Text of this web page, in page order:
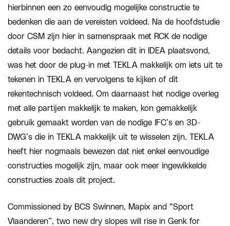
hierbinnen een zo eenvoudig mogelijke constructie te
bedenken die aan de vereisten voldeed. Na de hoofdstudie
door CSM zijn hier in samenspraak met RCK de nodige
details voor bedacht. Aangezien dit in IDEA plaatsvond,
was het door de plug-in met TEKLA makkelijk om iets uit te
tekenen in TEKLA en vervolgens te kijken of dit
rekentechnisch voldeed. Om daarnaast het nodige overleg
met alle partijen makkelijk te maken, kon gemakkelijk
gebruik gemaakt worden van de nodige IFC’s en 3D-
DWG’s die in TEKLA makkelijk uit te wisselen zijn. TEKLA
heeft hier nogmaals bewezen dat niet enkel eenvoudige
constructies mogelijk zijn, maar ook meer ingewikkelde
constructies zoals dit project.
Commissioned by BCS Swinnen, Mapix and “Sport
Vlaanderen”, two new dry slopes will rise in Genk for